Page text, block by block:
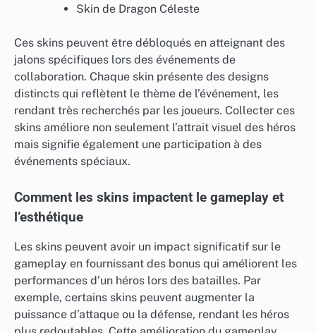
Skin de Dragon Céleste
Ces skins peuvent être débloqués en atteignant des
jalons spécifiques lors des événements de
collaboration. Chaque skin présente des designs
distincts qui reflètent le thème de l’événement, les
rendant très recherchés par les joueurs. Collecter ces
skins améliore non seulement l’attrait visuel des héros
mais signifie également une participation à des
événements spéciaux.
Comment les skins impactent le gameplay et
l’esthétique
Les skins peuvent avoir un impact significatif sur le
gameplay en fournissant des bonus qui améliorent les
performances d’un héros lors des batailles. Par
exemple, certains skins peuvent augmenter la
puissance d’attaque ou la défense, rendant les héros